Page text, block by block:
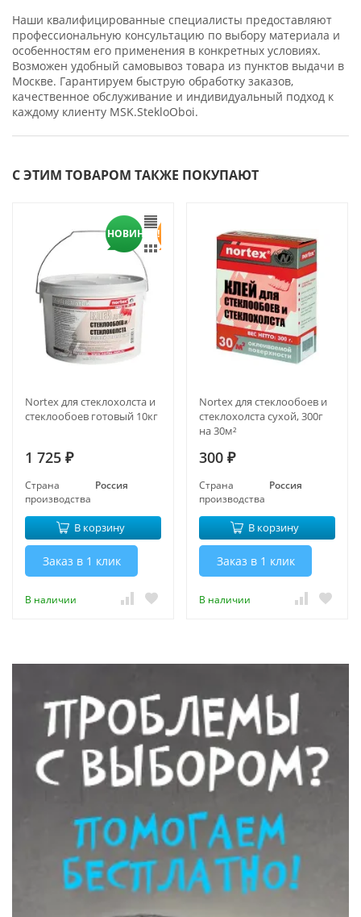
Наши квалифицированные специалисты предоставляют
профессиональную консультацию по выбору материала и
особенностям его применения в конкретных условиях.
Возможен удобный самовывоз товара из пунктов выдачи в
Москве. Гарантируем быструю обработку заказов,
качественное обслуживание и индивидуальный подход к
каждому клиенту MSK.StekloOboi.
С ЭТИМ ТОВАРОМ ТАКЖЕ ПОКУПАЮТ
НОВИНКА!
Nortex для стеклохолста и
стеклообоев готовый 10кг
1 725 ₽
Страна
производства
Россия
В корзину
Заказ в 1 клик
В наличии
Nortex для стеклообоев и
стеклохолста сухой, 300г
на 30м²
300 ₽
Страна
производства
Россия
В корзину
Заказ в 1 клик
В наличии